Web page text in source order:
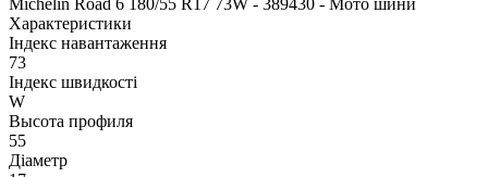
Характеристики
Індекс навантаження
73
Індекс швидкості
W
Высота профиля
55
Діаметр